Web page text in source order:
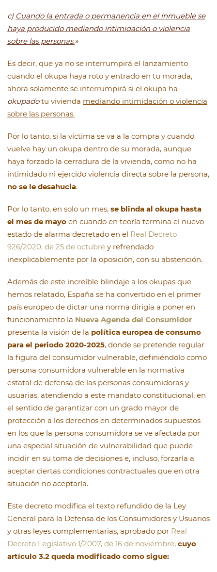
c) Cuando la entrada o permanencia en el inmueble se
haya producido mediando intimidación o violencia
sobre las personas.»
Es decir, que ya no se interrumpirá el lanzamiento
cuando el okupa haya roto y entrado en tu morada,
ahora solamente se interrumpirá si el okupa ha
okupadotu vivienda mediando intimidación o violencia
sobre las personas.
Por lo tanto, si la víctima se va a la compra y cuando
vuelve hay un okupa dentro de su morada, aunque
haya forzado la cerradura de la vivienda, como no ha
intimidado ni ejercido violencia directa sobre la persona,
no se le desahucia.
Por lo tanto, en solo un mes, se blinda al okupa hasta
el mes de mayo en cuando en teoría termina el nuevo
estado de alarma decretado en el Real Decreto
926/2020, de 25 de octubre y refrendado
inexplicablemente por la oposición, con su abstención.
Además de este increíble blindaje a los okupas que
hemos relatado, España se ha convertido en el primer
país europeo de dictar una norma dirigía a poner en
funcionamiento la Nueva Agenda del Consumidor
presenta la visión de la política europea de consumo
para el periodo 2020-2025, donde se pretende regular
la figura del consumidor vulnerable, definiéndolo como
persona consumidora vulnerable en la normativa
estatal de defensa de las personas consumidoras y
usuarias, atendiendo a este mandato constitucional, en
el sentido de garantizar con un grado mayor de
protección a los derechos en determinados supuestos
en los que la persona consumidora se ve afectada por
una especial situación de vulnerabilidad que puede
incidir en su toma de decisiones e, incluso, forzarla a
aceptar ciertas condiciones contractuales que en otra
situación no aceptaría.
Este decreto modifica el texto refundido de la Ley
General para la Defensa de los Consumidores y Usuarios
y otras leyes complementarias, aprobado por Real
Decreto Legislativo 1/2007, de 16 de noviembre, cuyo
artículo 3.2 queda modificado como sigue: